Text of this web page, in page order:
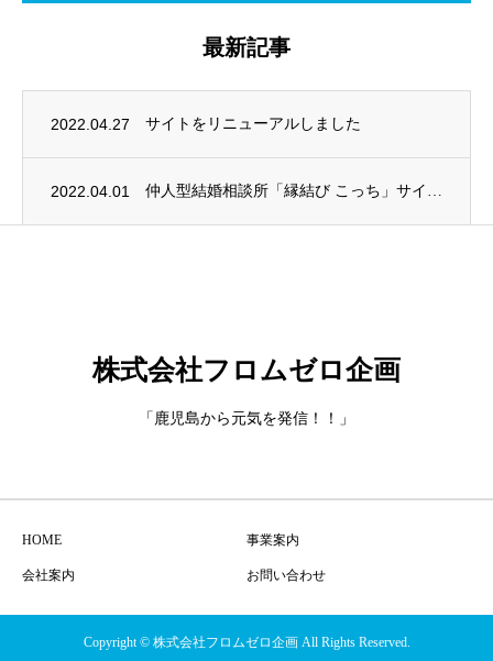
最新記事
2022.04.27 サイトをリニューアルしました
2022.04.01 仲人型結婚相談所「縁結び こっち」サイトオープン
株式会社フロムゼロ企画
「鹿児島から元気を発信！！」
HOME 事業案内
会社案内 お問い合わせ
Copyright © 株式会社フロムゼロ企画 All Rights Reserved.